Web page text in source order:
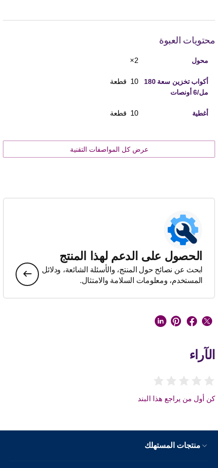
محتويات العبوة
محول 2×
أكواب تخزين سعة 180
مل/6 أونصات
10 قطعة
أغطية 10 قطعة
عرض كل المواصفات التقنية
الحصول على الدعم لهذا المنتج
ابحث عن نصائح حول المنتج، والأسئلة الشائعة، ودلائل
المستخدم، ومعلومات السلامة والامتثال.
الآراء
كن أول من يراجع هذا البند
منتجات المستهلك